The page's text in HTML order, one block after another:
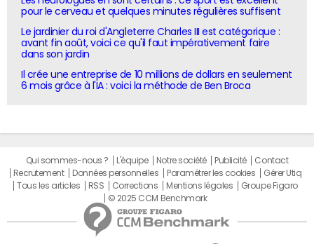
pour le cerveau et quelques minutes régulières suffisent
Le jardinier du roi d'Angleterre Charles III est catégorique :
avant fin août, voici ce qu'il faut impérativement faire
dans son jardin
Il crée une entreprise de 10 millions de dollars en seulement
6 mois grâce à l'IA : voici la méthode de Ben Broca
Qui sommes-nous ? L'équipe Notre société Publicité
Contact
Recrutement
Données personnelles Paramétrer les cookies
Gérer Utiq
Tous les articles
RSS Corrections Mentions légales
Groupe Figaro
© 2025 CCM Benchmark